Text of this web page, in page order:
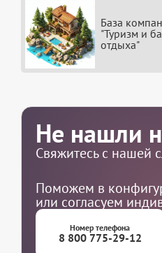
База
"Туризм и
отдыха"
Не нашли
Свяжитесь с нашей
Поможем в
или согласуем
Номер телефона
8 800 775-29-12